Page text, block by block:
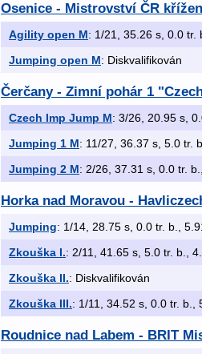
Osenice - Mistrovství ČR
Agility open M: 1/21, 35.26 s, 0.0 tr.
Jumping open M: Diskvalifikován
Čerčany - Zimní pohár 1
Czech Imp Jump M: 3/26, 20.95 s,
Jumping 1 M: 11/27, 36.37 s, 5.0 tr.
Jumping 2 M: 2/26, 37.31 s, 0.0 tr.
Horka nad Moravou -
Jumping: 1/14, 28.75 s, 0.0 tr. b.,
Zkouška I.: 2/11, 41.65 s, 5.0 tr. b.,
Zkouška II.: Diskvalifikován
Zkouška III.: 1/11, 34.52 s, 0.0 tr. b.,
Roudnice nad Labem - BRIT